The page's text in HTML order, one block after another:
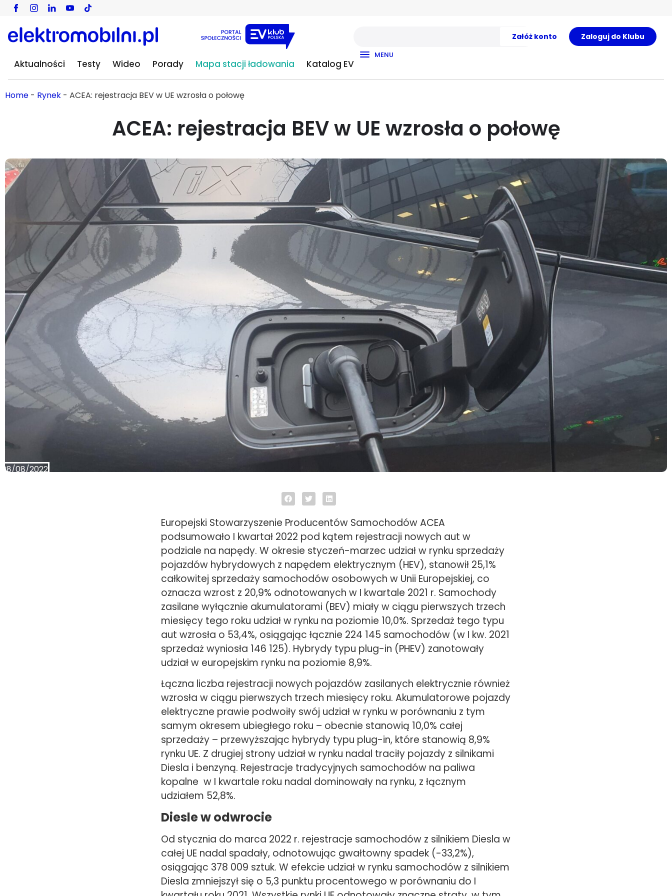
Załóż konto Zaloguj do Klubu
Aktualności Testy Wideo Porady Mapa stacji ładowania Katalog EV
MENU
Home - Rynek - ACEA: rejestracja BEV w UE wzrosła o połowę
ACEA: rejestracja BEV w UE wzrosła o połowę
08/08/2022
Europejski Stowarzyszenie Producentów Samochodów ACEA
podsumowało I kwartał 2022 pod kątem rejestracji nowych aut w
podziale na napędy. W okresie styczeń-marzec udział w rynku sprzedaży
pojazdów hybrydowych z napędem elektrycznym (HEV), stanowił 25,1%
całkowitej sprzedaży samochodów osobowych w Unii Europejskiej, co
oznacza wzrost z 20,9% odnotowanych w I kwartale 2021 r. Samochody
zasilane wyłącznie akumulatorami (BEV) miały w ciągu pierwszych trzech
miesięcy tego roku udział w rynku na poziomie 10,0%. Sprzedaż tego typu
aut wzrosła o 53,4%, osiągając łącznie 224 145 samochodów (w I kw. 2021
sprzedaż wyniosła 146 125). Hybrydy typu plug-in (PHEV) zanotowały
udział w europejskim rynku na poziomie 8,9%.
Łączna liczba rejestracji nowych pojazdów zasilanych elektrycznie również
wzrosła w ciągu pierwszych trzech miesięcy roku. Akumulatorowe pojazdy
elektryczne prawie podwoiły swój udział w rynku w porównaniu z tym
samym okresem ubiegłego roku – obecnie stanowią 10,0% całej
sprzedaży – przewyższając hybrydy typu plug-in, które stanowią 8,9%
rynku UE. Z drugiej strony udział w rynku nadal traciły pojazdy z silnikami
Diesla i benzyną. Rejestracje tradycyjnych samochodów na paliwa
kopalne w I kwartale roku nadal dominowały na rynku, z łącznym
udziałem 52,8%.
Diesle w odwrocie
Od stycznia do marca 2022 r. rejestracje samochodów z silnikiem Diesla w
całej UE nadal spadały, odnotowując gwałtowny spadek (-33,2%),
osiągając 378 009 sztuk. W efekcie udział w rynku samochodów z silnikiem
Diesla zmniejszył się o 5,3 punktu procentowego w porównaniu do I